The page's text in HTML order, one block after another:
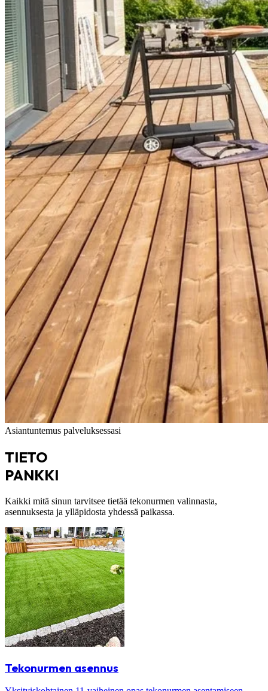
Asiantuntemus palveluksessasi
TIETO
PANKKI
Kaikki mitä sinun tarvitsee tietää tekonurmen valinnasta,
asennuksesta ja ylläpidosta yhdessä paikassa.
Tekonurmen asennus